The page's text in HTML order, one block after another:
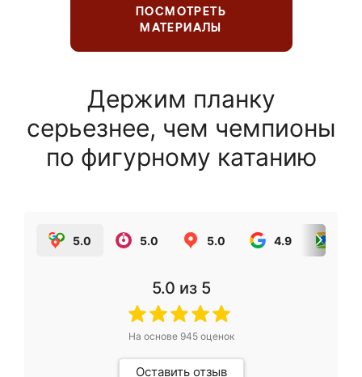
ПОСМОТРЕТЬ
МАТЕРИАЛЫ
Держим планку
серьезнее, чем чемпионы
по фигурному катанию
5.0 5.0 5.0 4.9
5.0 из 5
На основе 945оценок
Оставить отзыв